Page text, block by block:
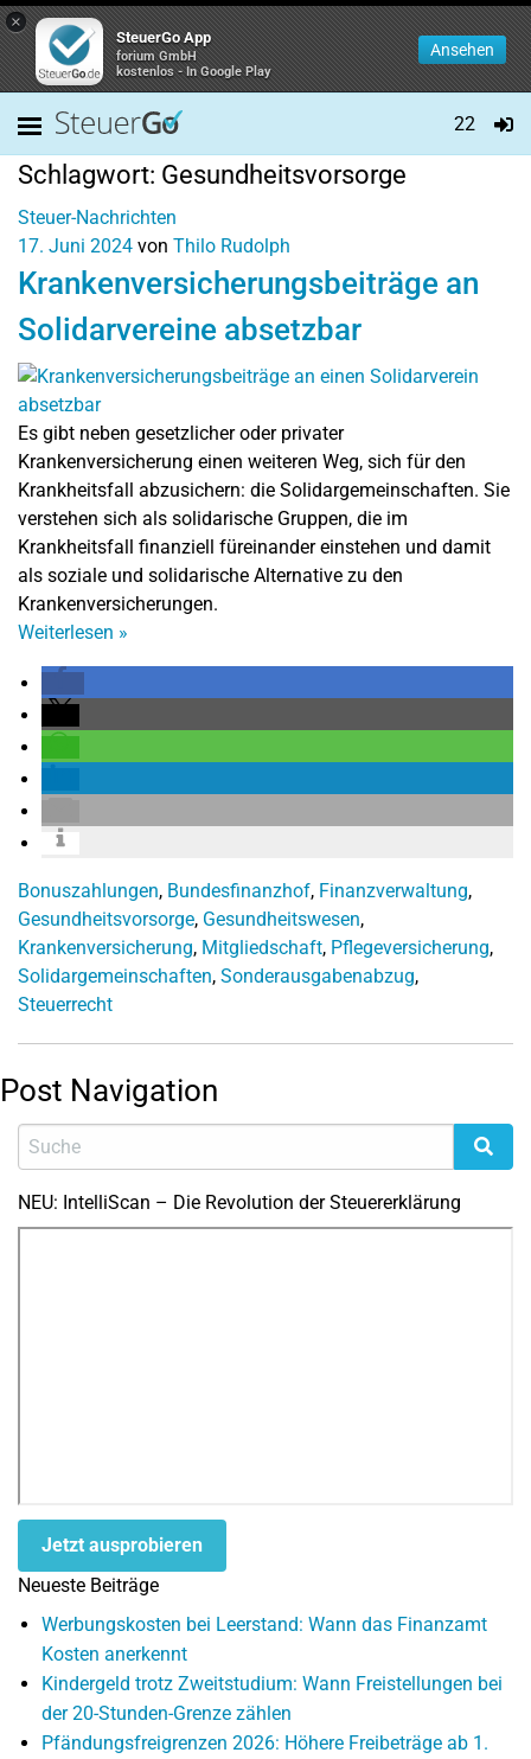
×
SteuerGo App
forium GmbH
kostenlos - In Google Play
Ansehen
22
Schlagwort: Gesundheitsvorsorge
Steuer-Nachrichten
17. Juni 2024 von Thilo Rudolph
Krankenversicherungsbeiträge an
Solidarvereine absetzbar
Es gibt neben gesetzlicher oder privater
Krankenversicherung einen weiteren Weg, sich für den
Krankheitsfall abzusichern: die Solidargemeinschaften. Sie
verstehen sich als solidarische Gruppen, die im
Krankheitsfall finanziell füreinander einstehen und damit
als soziale und solidarische Alternative zu den
Krankenversicherungen.
Weiterlesen »
Bonuszahlungen, Bundesfinanzhof, Finanzverwaltung,
Gesundheitsvorsorge, Gesundheitswesen,
Krankenversicherung, Mitgliedschaft, Pflegeversicherung,
Solidargemeinschaften, Sonderausgabenabzug,
Steuerrecht
Post Navigation
NEU: IntelliScan – Die Revolution der Steuererklärung
Jetzt ausprobieren
Neueste Beiträge
Werbungskosten bei Leerstand: Wann das Finanzamt
Kosten anerkennt
Kindergeld trotz Zweitstudium: Wann Freistellungen bei
der 20-Stunden-Grenze zählen
Pfändungsfreigrenzen 2026: Höhere Freibeträge ab 1.